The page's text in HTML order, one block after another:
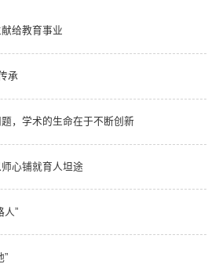
给教育事业
承
，学术的生命在于不断创新
心铺就育人坦途
人”
”